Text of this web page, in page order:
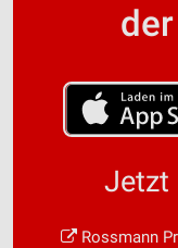
Jetzt
Rossmann